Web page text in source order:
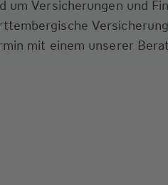
um Versicherungen und
mit einem unserer